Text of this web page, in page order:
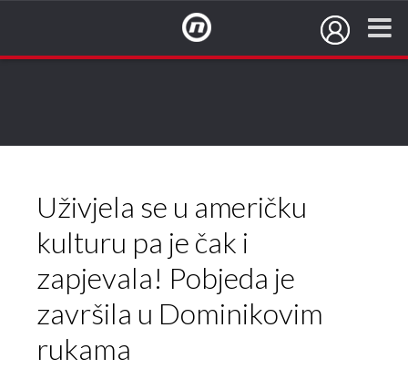
Uživjela se u američku
kulturu pa je čak i
zapjevala! Pobjeda je
završila u Dominikovim
rukama